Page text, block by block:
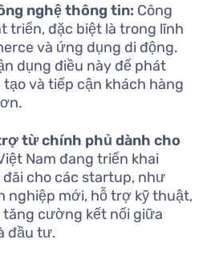
nghệ thông tin: Công
triển, đặc biệt là trong lĩnh
và ứng dụng di động.
dụng điều này để phát
và tiếp cận khách hàng
từ chính phủ dành cho
Nam đang triển khai
cho các startup, như
nghiệp mới, hỗ trợ kỹ thuật,
cường kết nối giữa
đầu tư.